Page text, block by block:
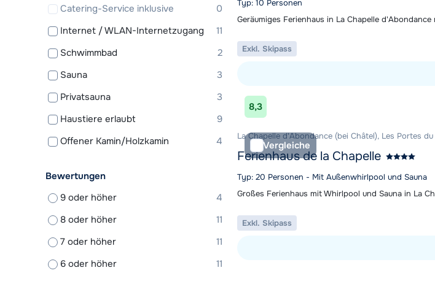
Typ: 10 Personen
Geräumiges Ferienhaus in La Chapelle
Exkl. Skipass
Unterkunft ansehen
8,3
Vergleiche
La Chapelle d'Abondance (bei Châtel), Les Portes
Ferienhaus de la Chapelle
Typ: 20 Personen - Mit Außenwhirlpool und Sauna
Großes Ferienhaus mit Whirlpool und Sauna in La
Exkl. Skipass
Catering-Service inklusive
0
Internet / WLAN-Internetzugang
11
Schwimmbad
2
Sauna
3
Privatsauna
3
Haustiere erlaubt
9
Offener Kamin/Holzkamin
4
Bewertungen
9 oder höher
4
8 oder höher
11
7 oder höher
11
6 oder höher
11